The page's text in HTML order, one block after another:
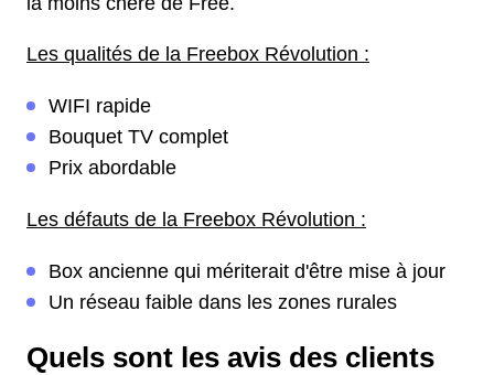
Les qualités de la Freebox Révolution :
WIFI rapide
Bouquet TV complet
Prix abordable
Les défauts de la Freebox Révolution :
Box ancienne qui mériterait d'être mise à jour
Un réseau faible dans les zones rurales
Quels sont les avis des clients